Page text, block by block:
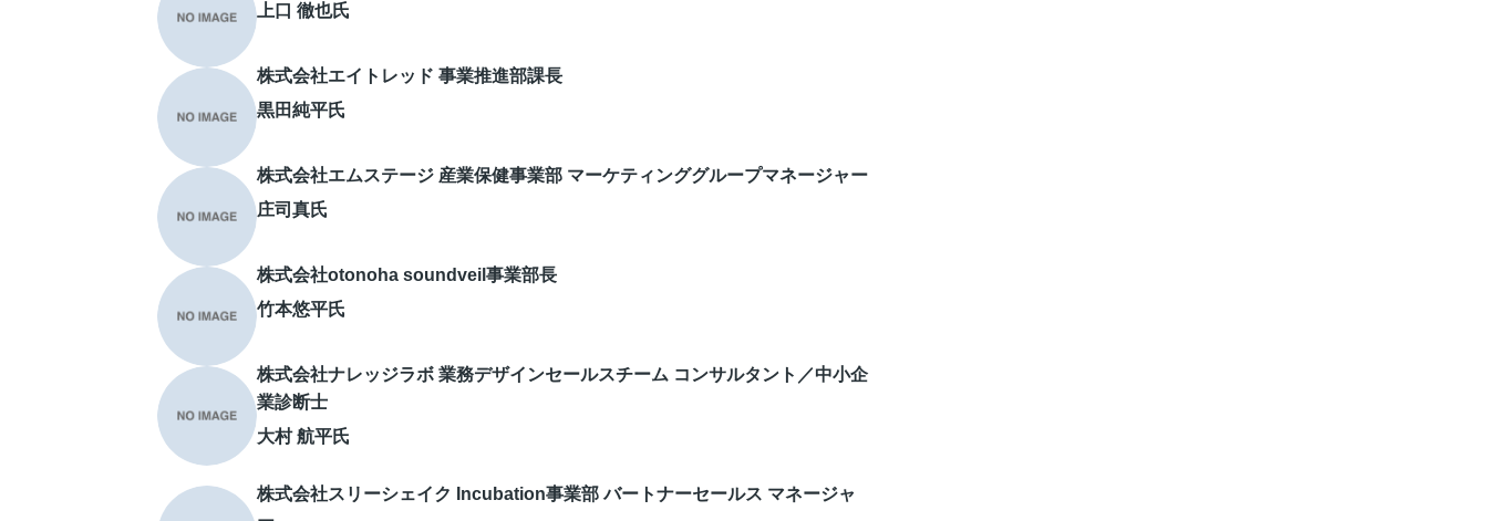
上口 徹也氏
株式会社エイトレッド 事業推進部課長
黒田純平氏
株式会社エムステージ 産業保健事業部 マーケティンググループマネージャー
庄司真氏
株式会社otonoha soundveil事業部長
竹本悠平氏
株式会社ナレッジラボ 業務デザインセールスチーム コンサルタント／中小企
業診断士
大村 航平氏
株式会社スリーシェイク Incubation事業部 バートナーセールス マネージャ